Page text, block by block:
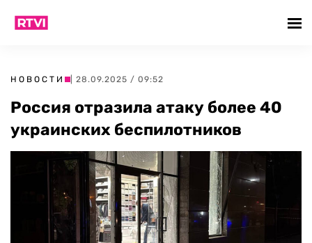
НОВОСТИ | 28.09.2025 / 09:52
Россия отразила атаку более 40
украинских беспилотников